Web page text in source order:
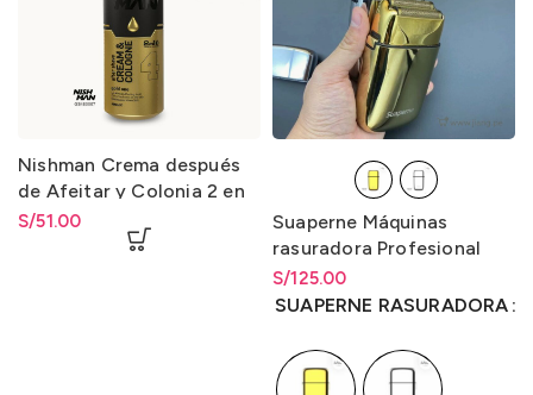
Nishman Crema después
de Afeitar y Colonia 2 en
1-4 / After Shave Cream &
Cologne 2 in 1-4 400ml.
S/51.00
Suaperne Máquinas
rasuradora Profesional
TX1
S/125.00
Rango de precios: desde
S/ 125.00hastaS/ 125.00
SUAPERNE RASURADORA